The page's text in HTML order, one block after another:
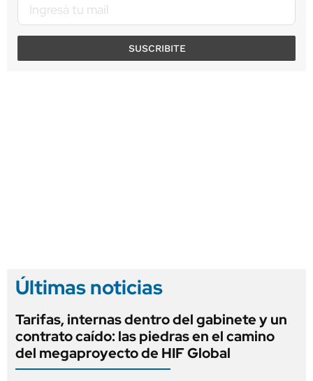
SUSCRIBITE
Últimas noticias
Tarifas, internas dentro del gabinete y un
contrato caído: las piedras en el camino
del megaproyecto de HIF Global